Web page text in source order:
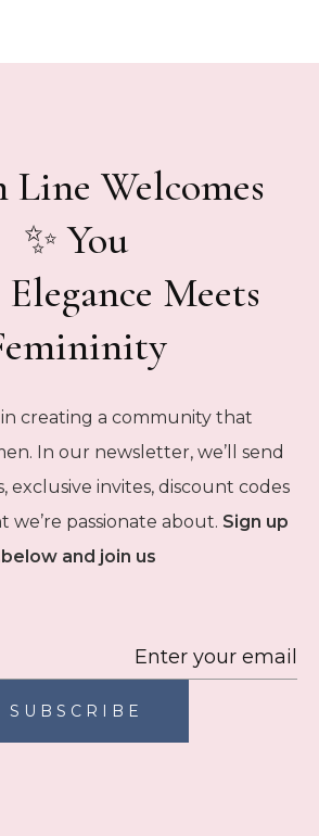
Line Welcomes
You ✨
Meets
creating a community that
In our newsletter, we’ll send
exclusive invites, discount codes
we’re passionate about. Sign up
below and join us.
SUBSCRIBE